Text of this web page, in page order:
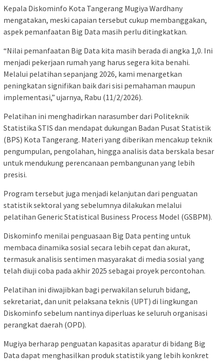
Kepala Diskominfo Kota Tangerang Mugiya Wardhany
mengatakan, meski capaian tersebut cukup membanggakan,
aspek pemanfaatan Big Data masih perlu ditingkatkan.
“Nilai pemanfaatan Big Data kita masih berada di angka 1,0. Ini
menjadi pekerjaan rumah yang harus segera kita benahi.
Melalui pelatihan sepanjang 2026, kami menargetkan
peningkatan signifikan baik dari sisi pemahaman maupun
implementasi,” ujarnya, Rabu (11/2/2026).
Pelatihan ini menghadirkan narasumber dari Politeknik
Statistika STIS dan mendapat dukungan Badan Pusat Statistik
(BPS) Kota Tangerang. Materi yang diberikan mencakup teknik
pengumpulan, pengolahan, hingga analisis data berskala besar
untuk mendukung perencanaan pembangunan yang lebih
presisi.
Program tersebut juga menjadi kelanjutan dari penguatan
statistik sektoral yang sebelumnya dilakukan melalui
pelatihan Generic Statistical Business Process Model (GSBPM).
Diskominfo menilai penguasaan Big Data penting untuk
membaca dinamika sosial secara lebih cepat dan akurat,
termasuk analisis sentimen masyarakat di media sosial yang
telah diuji coba pada akhir 2025 sebagai proyek percontohan.
Pelatihan ini diwajibkan bagi perwakilan seluruh bidang,
sekretariat, dan unit pelaksana teknis (UPT) di lingkungan
Diskominfo sebelum nantinya diperluas ke seluruh organisasi
perangkat daerah (OPD).
Mugiya berharap penguatan kapasitas aparatur di bidang Big
Data dapat menghasilkan produk statistik yang lebih konkret